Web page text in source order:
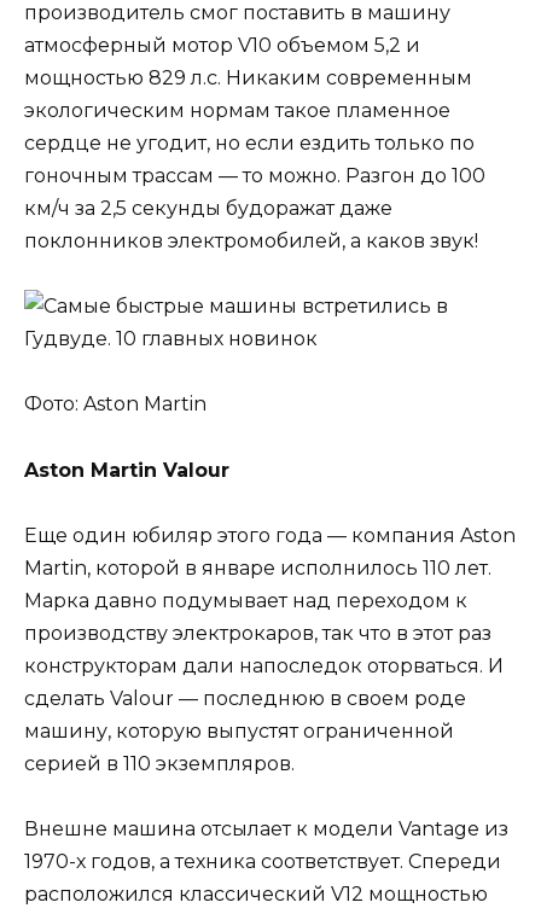
производитель смог поставить в машину
атмосферный мотор V10 объемом 5,2 и
мощностью 829 л.с. Никаким современным
экологическим нормам такое пламенное
сердце не угодит, но если ездить только по
гоночным трассам — то можно. Разгон до 100
км/ч за 2,5 секунды будоражат даже
поклонников электромобилей, а каков звук!
Фото: Aston Martin
Aston Martin Valour
Еще один юбиляр этого года — компания Aston
Martin, которой в январе исполнилось 110 лет.
Марка давно подумывает над переходом к
производству электрокаров, так что в этот раз
конструкторам дали напоследок оторваться. И
сделать Valour — последнюю в своем роде
машину, которую выпустят ограниченной
серией в 110 экземпляров.
Внешне машина отсылает к модели Vantage из
1970-х годов, а техника соответствует. Спереди
расположился классический V12 мощностью